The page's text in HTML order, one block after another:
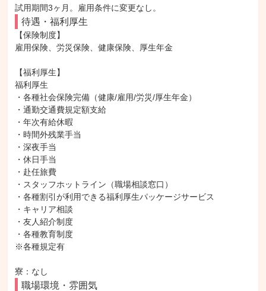
試用期間3ヶ月。雇用条件に変更なし。
待遇・福利厚生
【保険制度】
雇用保険、労災保険、健康保険、厚生年金
【福利厚生】
福利厚生
・各種社会保険完備（健康/雇用/労災/厚生年金）
・通勤交通費規定額支給
・年次有給休暇
・時間外残業手当
・深夜手当
・休日手当
・赴任旅費
・スタッフホットライン（職場相談窓口）
・各種割引が利用できる福利厚生パッケージサービス
・キャリア相談
・友人紹介制度
・各種教育制度
※各種規定有
寮：なし
職場環境・雰囲気